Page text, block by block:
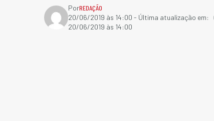
PorREDAÇÃO
20/06/2019 às 14:00 - Última atualização em:
20/06/2019 às 14:00